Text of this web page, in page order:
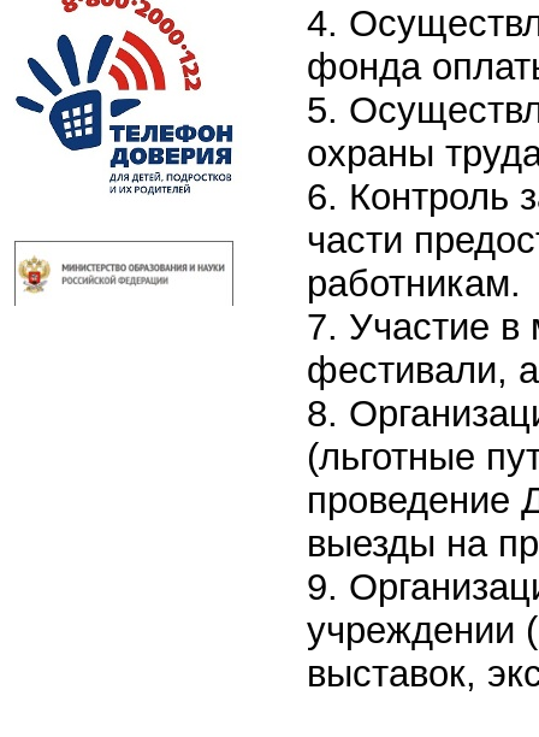
4.
фонда
5.
охраны
6. Контроль
части
работникам.
7. Участие
фестивали,
8.
(льготные
проведение
выезды на
9.
учреждении
выставок,